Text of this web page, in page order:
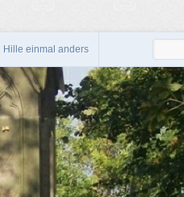
Hille einmal anders